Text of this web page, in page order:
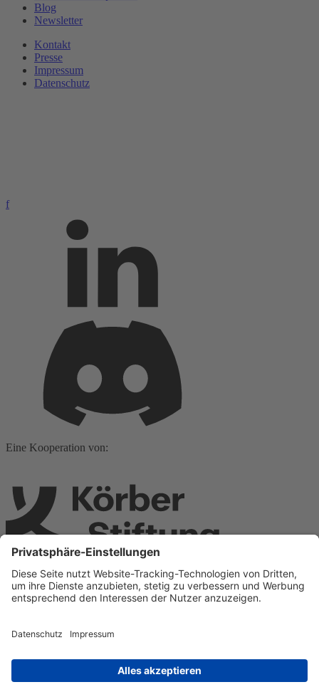
Blog
Newsletter
Kontakt
Presse
Impressum
Datenschutz
f
Eine Kooperation von:
Ein Teil von: